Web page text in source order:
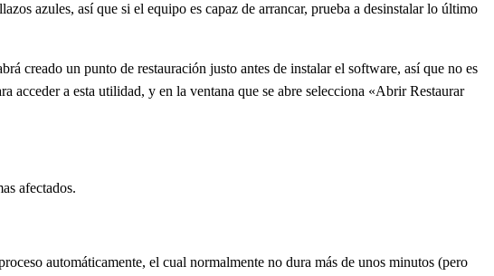
azules, así que si el equipo es capaz de arrancar, prueba a desinstalar lo último
creado un punto de restauración justo antes de instalar el software, así que no es
a esta utilidad, y en la ventana que se abre selecciona «Abrir Restaurar
afectados.
automáticamente, el cual normalmente no dura más de unos minutos (pero